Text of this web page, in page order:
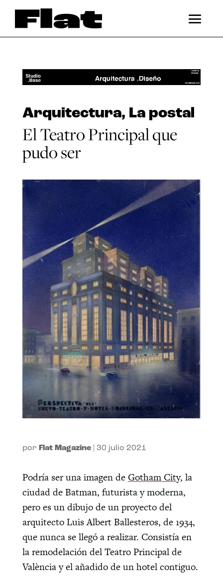
Arquitectura, La postal
El Teatro Principal que
pudo ser
por Flat Magazine| 30 julio 2021
Podría ser una imagen de Gotham City, la
ciudad de Batman, futurista y moderna,
pero es un dibujo de un proyecto del
arquitecto Luis Albert Ballesteros, de 1934,
que nunca se llegó a realizar. Consistía en
la remodelación del Teatro Principal de
València y el añadido de un hotel contiguo.